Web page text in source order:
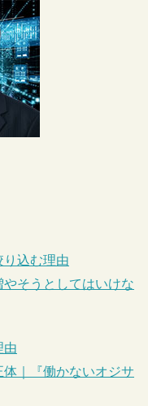
り込む理由
そうとしてはいけな
由
｜『働かないオジサ